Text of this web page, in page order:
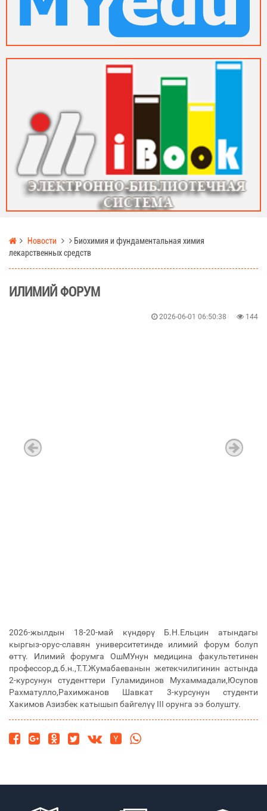
Новости
Биохимия и фундаментальная химия
лекарственных средств
ИЛИМИЙ ФОРУМ
2026-06-01 06:50:38 144
2026-жылдын 18-20-май күндөрү Б.Н.Ельцин атындагы
кыргыз-орус-славян университетинде илимий форум болуп
өттү. Илимий форумга ОшМУнун медицина факультетинен
профессор,д.б.н.,Т.Т.Жумабаеванын жетекчилигинин астында
2-курсунун студенттери Гуламидинов Мухаммадали,Юсупов
Рахматулло,Рахимжанов Шавкат 3-курсунун студенти
Хакимов Азизбек катышып байгелүү III орунга ээ болушту.